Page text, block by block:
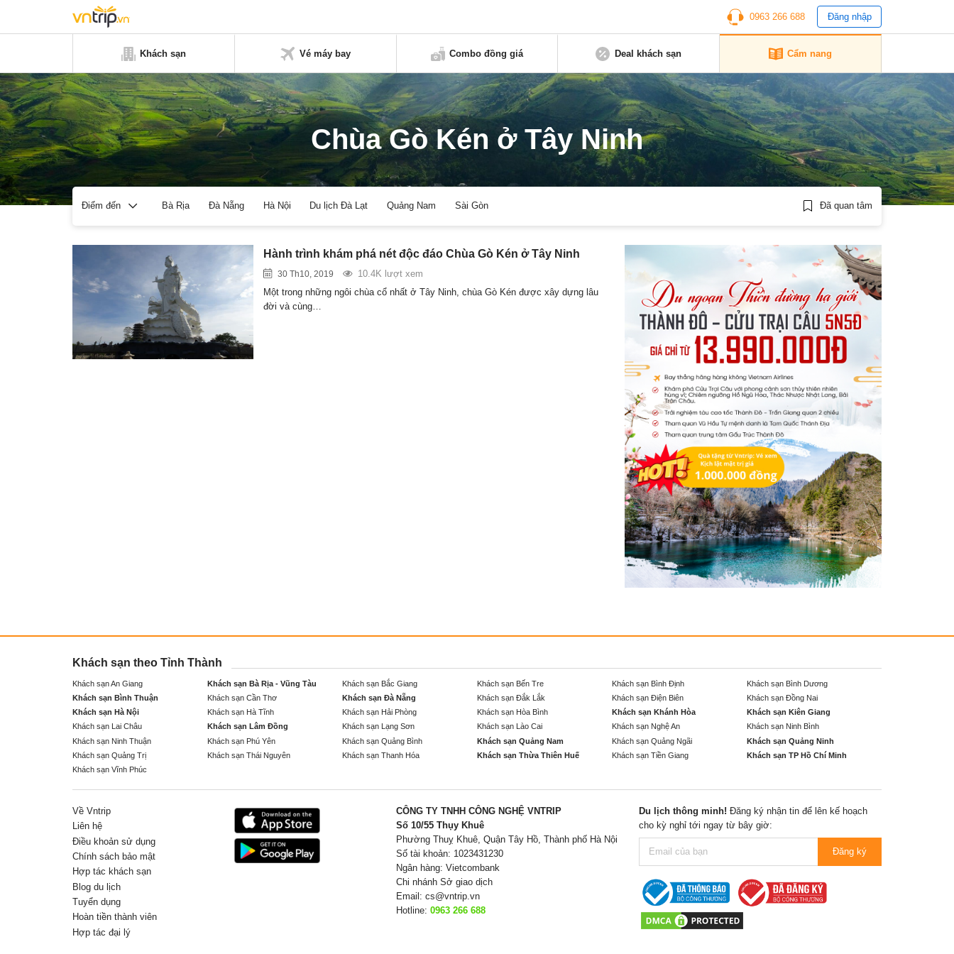
0963 266 688 Đăng nhập
Khách sạn Vé máy bay Combo đồng giá Deal khách sạn Cẩm nang
Chùa Gò Kén ở Tây Ninh
Điểm đến Bà Rịa Đà Nẵng Hà Nội Du lịch Đà Lạt Quảng Nam Sài Gòn Đã quan tâm
Hành trình khám phá nét độc đáo Chùa Gò Kén ở Tây Ninh
30 Th10, 2019
10.4K lượt xem
Một trong những ngôi chùa cổ nhất ở Tây Ninh, chùa Gò Kén được xây dựng lâu
đời và cùng…
Khách sạn theo Tỉnh Thành
Khách sạn An Giang Khách sạn Bà Rịa - Vũng Tàu Khách sạn Bắc Giang Khách sạn Bến Tre Khách sạn Bình Định
Khách sạn Bình Dương
Khách sạn Bình Thuận
Khách sạn Cần Thơ Khách sạn Đà Nẵng Khách sạn Đắk Lắk Khách sạn Điện Biên
Khách sạn Đồng Nai
Khách sạn Hà Nội
Khách sạn Hà Tĩnh Khách sạn Hải Phòng Khách sạn Hòa Bình Khách sạn Khánh Hòa
Khách sạn Kiên Giang
Khách sạn Lai Châu
Khách sạn Lâm Đồng Khách sạn Lạng Sơn Khách sạn Lào Cai Khách sạn Nghệ An
Khách sạn Ninh Bình
Khách sạn Ninh Thuận
Khách sạn Phú Yên Khách sạn Quảng Bình Khách sạn Quảng Nam Khách sạn Quảng Ngãi
Khách sạn Quảng Ninh
Khách sạn Quảng Trị
Khách sạn Thái Nguyên Khách sạn Thanh Hóa Khách sạn Thừa Thiên Huế Khách sạn Tiền Giang
Khách sạn TP Hồ Chí Minh
Khách sạn Vĩnh Phúc
Về Vntrip
Liên hệ
Điều khoản sử dụng
Chính sách bảo mật
Hợp tác khách sạn
Blog du lịch
Tuyển dụng
Hoàn tiền thành viên
Hợp tác đại lý
CÔNG TY TNHH CÔNG NGHỆ VNTRIP
Số 10/55 Thụy Khuê
Phường Thuỵ Khuê, Quận Tây Hồ, Thành phố Hà Nội
Số tài khoản: 1023431230
Ngân hàng: Vietcombank
Chi nhánh Sở giao dịch
Email: cs@vntrip.vn
Hotline: 0963 266 688
Du lịch thông minh! Đăng ký nhận tin để lên kế hoạch
cho kỳ nghỉ tới ngay từ bây giờ:
Đăng ký